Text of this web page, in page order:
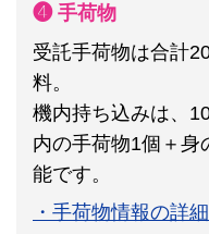
❹ 手荷物
受託手荷物は合計
料。
機内持ち込みは、
内の手荷物1個＋身
能です。
・手荷物情報の詳細